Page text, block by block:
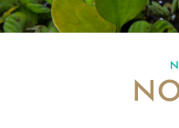
MECANISMO DE